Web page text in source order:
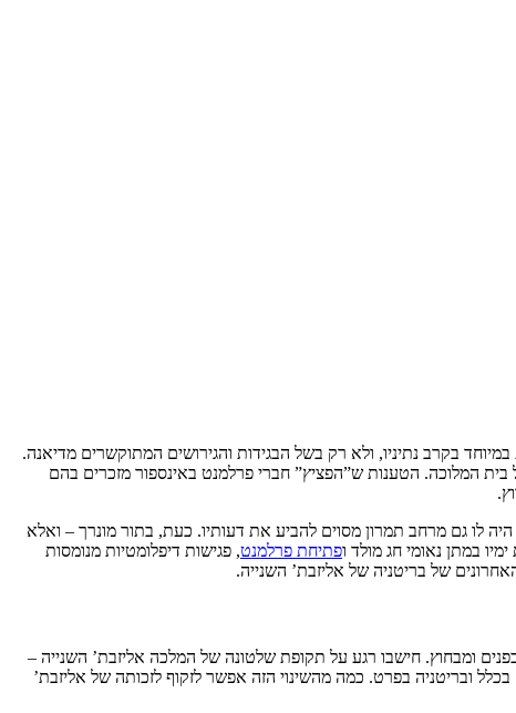
בקרב נתיניו, ולא רק בשל הבגידות והגירושים המתוקשרים מדיאנה.
המלוכה. הטענות ש”הפציץ” חברי פרלמנט באינספור מזכרים בהם
לו גם מרחב תמרון מסוים להביע את דעותיו. כעת, בתור מונרך – ואלא
במתן נאומי חג מולד ופתיחת פרלמנט, פגישות דיפלומטיות מנומסות
של בריטניה של אליזבת’ השנייה.
ומבחוץ. חישבו רגע על תקופת שלטונה של המלכה אליזבת’ השנייה –
ובריטניה בפרט. כמה מהשינוי הזה אפשר לזקוף לזכותה של אליזבת’